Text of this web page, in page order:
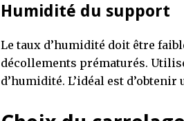
Humidité du support
Le taux d’humidité doit être
décollements prématurés.
d’humidité. L’idéal est d’obtenir